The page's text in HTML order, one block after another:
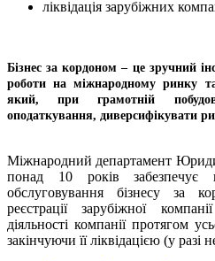
ліквідація зарубіжних
Бізнес за кордоном – це зручний
роботи на міжнародному ринку
який, при грамотній
оподаткування, диверсифікувати
Міжнародний департамент
понад 10 років забезпечує
обслуговування бізнесу за
реєстрації зарубіжної
діяльності компанії протягом
закінчуючи її ліквідацією (у разі